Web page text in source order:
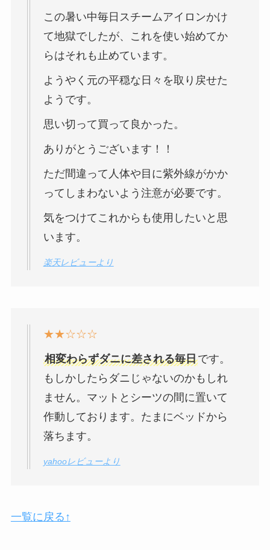
この暑い中毎日スチームアイロンかけ
て地獄でしたが、これを使い始めてか
らはそれも止めています。
ようやく元の平穏な日々を取り戻せた
ようです。
思い切って買って良かった。
ありがとうございます！！
ただ間違って人体や目に紫外線がかか
ってしまわないよう注意が必要です。
気をつけてこれからも使用したいと思
います。
楽天レビューより
★★☆☆☆
相変わらずダニに差される毎日です。
もしかしたらダニじゃないのかもしれ
ません。マットとシーツの間に置いて
作動しております。たまにベッドから
落ちます。
yahooレビューより
一覧に戻る↑